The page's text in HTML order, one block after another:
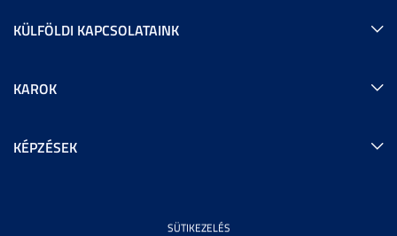
KÜLFÖLDI KAPCSOLATAINK
KAROK
KÉPZÉSEK
SÜTIKEZELÉS